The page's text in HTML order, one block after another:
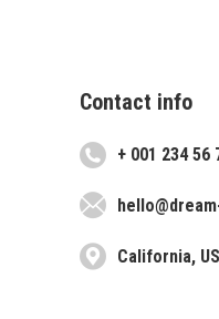
Contact info
+ 001 234 56
California,